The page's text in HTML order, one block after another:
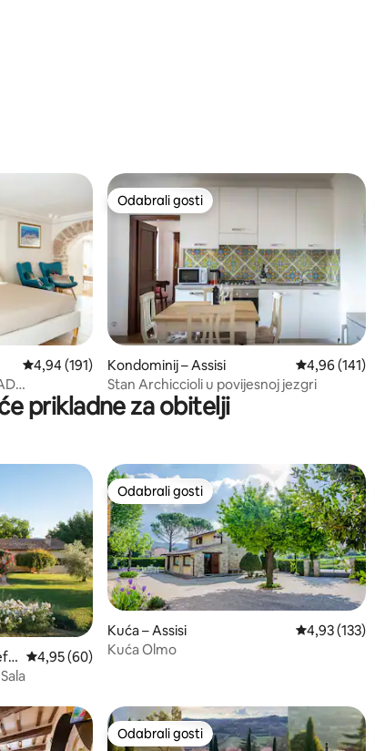
oznakom „Odabrali gosti”
Prosječna ocjena: 4,94/5, recenzija: 191
4,94 (191)
Odabrali gosti
Odabrali gosti
Kondominij – Assisi Prosječna
4,96 (141)
Stan Archiccioli u povijesnoj jezgri
prikladne za obitelji
Prosječna ocjena: 4,95/5, recenzija: 60
4,95 (60)
Odabrali gosti
Odabrali gosti
Kuća – Assisi Prosječna
4,93 (133)
Kuća Olmo
Odabrali gosti
Odabrali gosti